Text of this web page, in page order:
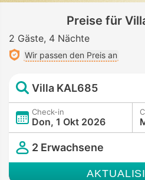
Preise für
2 Gäste 4 Nächte
Wir passen den Preis an
Villa KAL685
Check-in
Don, 1 Okt 2026
2 Erwachsene